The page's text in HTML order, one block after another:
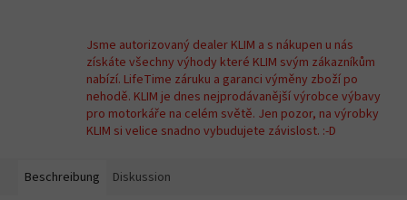
Jsme autorizovaný dealer KLIM a s nákupen u nás
získáte všechny výhody které KLIM svým zákazníkům
nabízí. LifeTime záruku a garanci výměny zboží po
nehodě. KLIM je dnes nejprodávanější výrobce výbavy
pro motorkáře na celém světě. Jen pozor, na výrobky
KLIM si velice snadno vybudujete závislost. :-D
Beschreibung Diskussion